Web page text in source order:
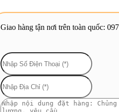
Giao hàng tận nơi trên toàn quốc: